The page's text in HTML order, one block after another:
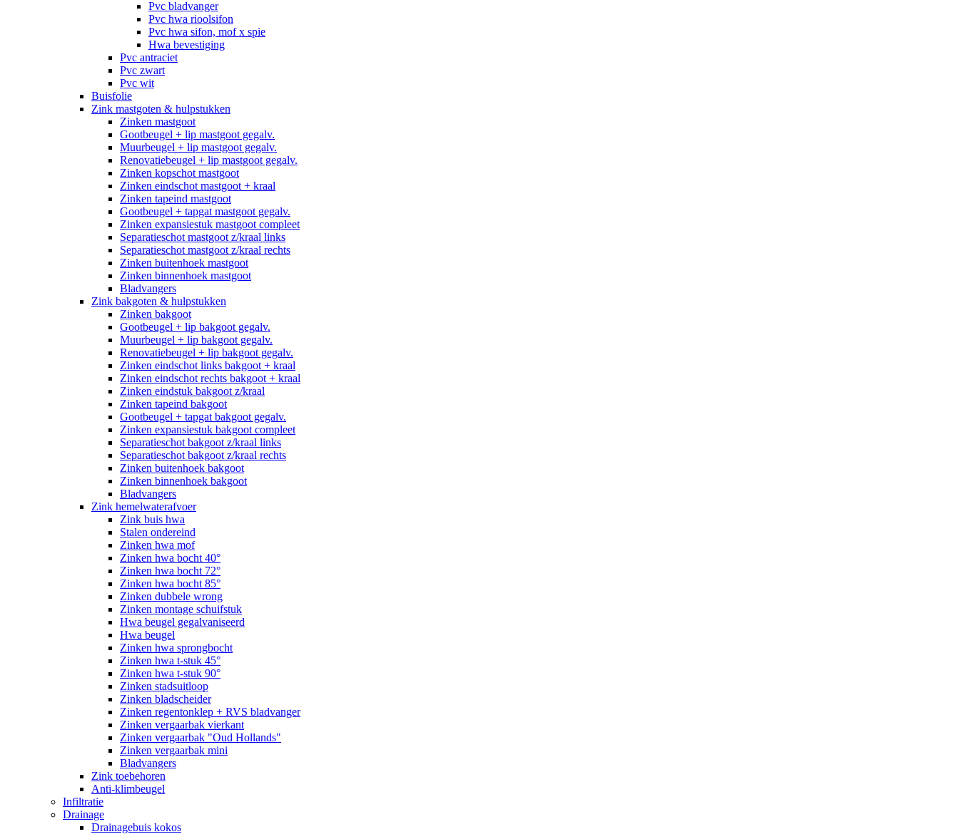
Pvc bladvanger
Pvc hwa rioolsifon
Pvc hwa sifon, mof x spie
Hwa bevestiging
Pvc antraciet
Pvc zwart
Pvc wit
Buisfolie
Zink mastgoten & hulpstukken
Zinken mastgoot
Gootbeugel + lip mastgoot gegalv.
Muurbeugel + lip mastgoot gegalv.
Renovatiebeugel + lip mastgoot gegalv.
Zinken kopschot mastgoot
Zinken eindschot mastgoot + kraal
Zinken tapeind mastgoot
Gootbeugel + tapgat mastgoot gegalv.
Zinken expansiestuk mastgoot compleet
Separatieschot mastgoot z/kraal links
Separatieschot mastgoot z/kraal rechts
Zinken buitenhoek mastgoot
Zinken binnenhoek mastgoot
Bladvangers
Zink bakgoten & hulpstukken
Zinken bakgoot
Gootbeugel + lip bakgoot gegalv.
Muurbeugel + lip bakgoot gegalv.
Renovatiebeugel + lip bakgoot gegalv.
Zinken eindschot links bakgoot + kraal
Zinken eindschot rechts bakgoot + kraal
Zinken eindstuk bakgoot z/kraal
Zinken tapeind bakgoot
Gootbeugel + tapgat bakgoot gegalv.
Zinken expansiestuk bakgoot compleet
Separatieschot bakgoot z/kraal links
Separatieschot bakgoot z/kraal rechts
Zinken buitenhoek bakgoot
Zinken binnenhoek bakgoot
Bladvangers
Zink hemelwaterafvoer
Zink buis hwa
Stalen ondereind
Zinken hwa mof
Zinken hwa bocht 40°
Zinken hwa bocht 72°
Zinken hwa bocht 85°
Zinken dubbele wrong
Zinken montage schuifstuk
Hwa beugel gegalvaniseerd
Hwa beugel
Zinken hwa sprongbocht
Zinken hwa t-stuk 45°
Zinken hwa t-stuk 90°
Zinken stadsuitloop
Zinken bladscheider
Zinken regentonklep + RVS bladvanger
Zinken vergaarbak vierkant
Zinken vergaarbak "Oud Hollands"
Zinken vergaarbak mini
Bladvangers
Zink toebehoren
Anti-klimbeugel
Infiltratie
Drainage
Drainagebuis kokos